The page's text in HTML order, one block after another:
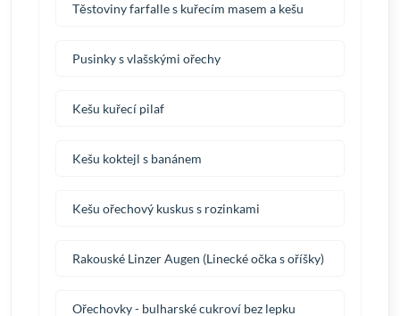
Těstoviny farfalle s kuřecím masem a kešu
Pusinky s vlašskými ořechy
Kešu kuřecí pilaf
Kešu koktejl s banánem
Kešu ořechový kuskus s rozinkami
Rakouské Linzer Augen (Linecké očka s oříšky)
Ořechovky - bulharské cukroví bez lepku